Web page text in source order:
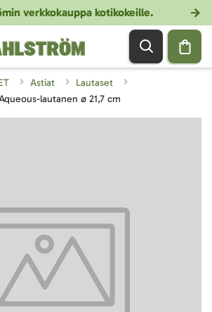
verkkokauppa kotikokeille.
Astiat
Lautaset
Aqueous-lautanen ø 21,7 cm